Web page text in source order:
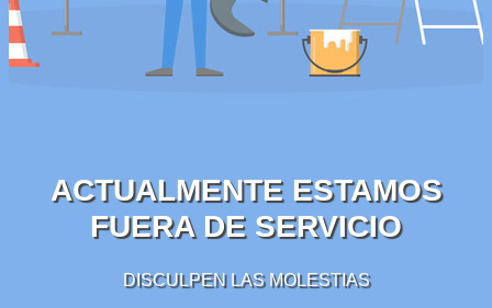
ACTUALMENTE ESTAMOS
FUERA DE SERVICIO
DISCULPEN LAS MOLESTIAS